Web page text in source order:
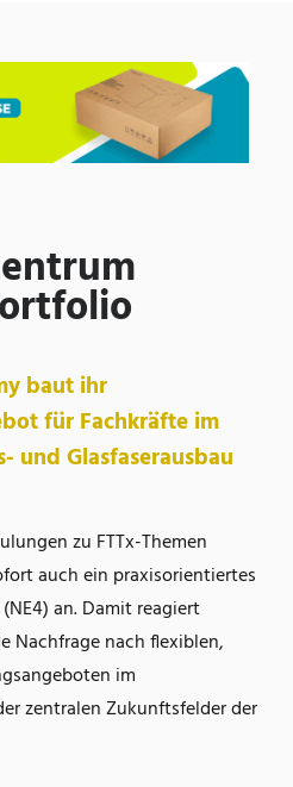
baut ihr
für Fachkräfte im
und Glasfaserausbau
zu FTTx-Themen
auch ein praxisorientiertes
an. Damit reagiert
Nachfrage nach flexiblen,
im
zentralen Zukunftsfelder der